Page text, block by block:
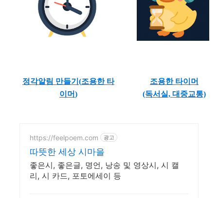
정각알림 만들기(조용한 타
이머)
조용한 타이머
(독서실, 대중교통)
https://feelpoem.com 광고
따뜻한 세상 시마을
좋은시, 좋은글, 명언, 낭송 및 영상시, 시 캘
리, 시 카드, 포토에세이 등